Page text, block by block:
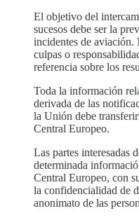
El objetivo del
sucesos debe ser la
incidentes de aviación.
culpas o
referencia sobre los
Toda la información
derivada de las
la Unión debe
Central Europeo.
Las partes interesadas
determinada
Central Europeo, con
la confidencialidad de
anonimato de las